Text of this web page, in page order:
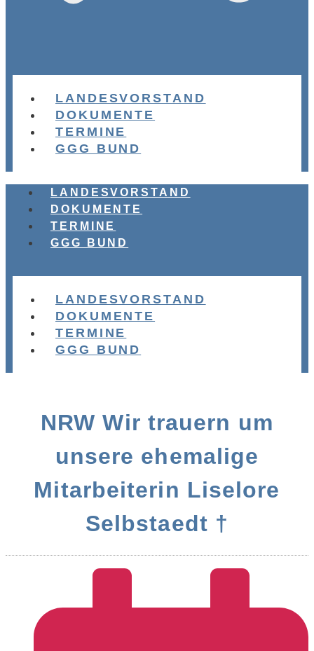
LANDESVORSTAND
DOKUMENTE
TERMINE
GGG BUND
LANDESVORSTAND
DOKUMENTE
TERMINE
GGG BUND
LANDESVORSTAND
DOKUMENTE
TERMINE
GGG BUND
NRW Wir trauern um
unsere ehemalige
Mitarbeiterin Liselore
Selbstaedt †